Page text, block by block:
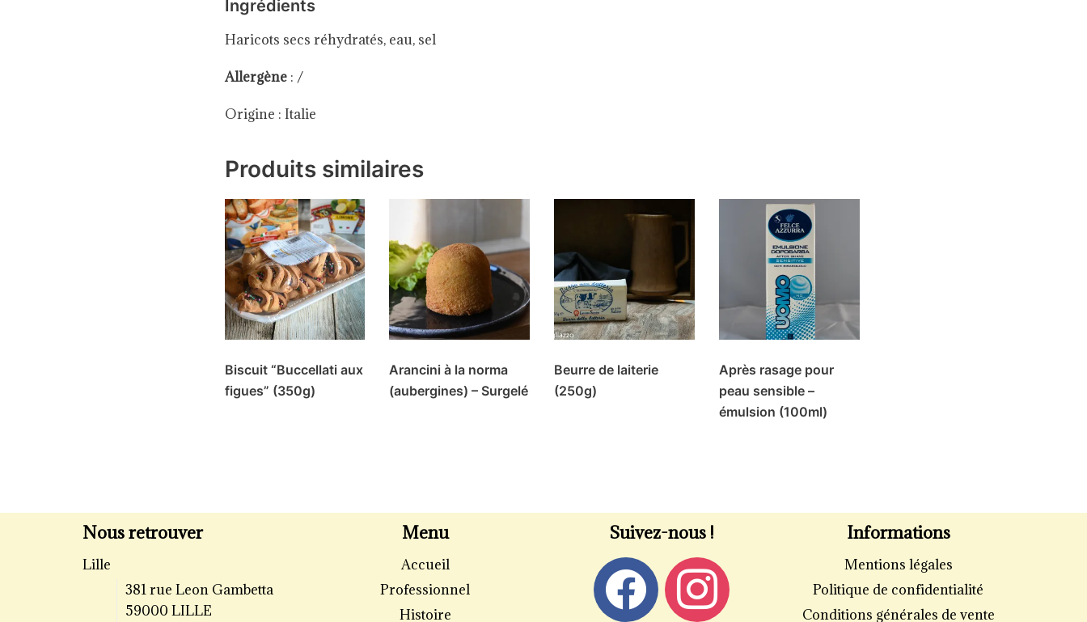
Ingrédients
Haricots secs réhydratés, eau, sel
Allergène: /
Origine : Italie
Produits similaires
Biscuit “Buccellati aux
figues” (350g)
Arancini à la norma
(aubergines) – Surgelé
Beurre de laiterie
(250g)
Après rasage pour
peau sensible –
émulsion (100ml)
Nous retrouver
Lille
381 rue Leon Gambetta
59000 LILLE
Menu
Accueil
Professionnel
Histoire
Suivez-nous ! Informations
Mentions légales
Politique de confidentialité
Conditions générales de vente